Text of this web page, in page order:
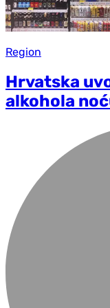
Region
Hrvatska
alkohola